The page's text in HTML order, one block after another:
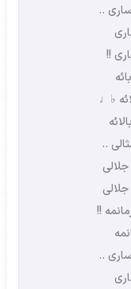
..
!!
♭♩
..
!!
..